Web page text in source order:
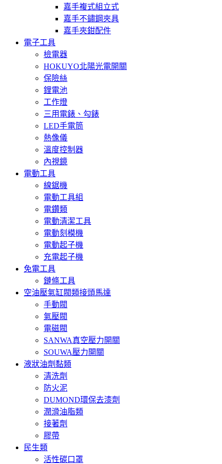
嘉手複式組立式
嘉手不鏽鋼夾具
嘉手夾鉗配件
電子工具
檢電器
HOKUYO北陽光電開關
保險絲
鋰電池
工作燈
三用電錶、勾錶
LED手電筒
熱像儀
溫度控制器
內視鏡
電動工具
線鋸機
電動工具組
電鑽類
電動清潔工具
電動刻模機
電動起子機
充電起子機
免電工具
鏈條工具
空油壓氣缸閥類接頭馬達
手動閥
氣壓閥
電磁閥
SANWA真空壓力開關
SOUWA壓力開關
液狀油劑黏類
清洗劑
防火泥
DUMOND環保去漆劑
潤滑油脂類
接著劑
膠帶
民生類
活性碳口罩